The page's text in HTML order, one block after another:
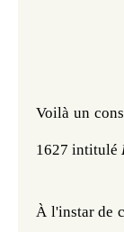
Voilà un
1627 intitulé
À l'instar de